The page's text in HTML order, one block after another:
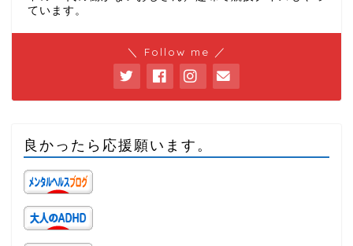
ています。
＼ Follow me ／
良かったら応援願います。